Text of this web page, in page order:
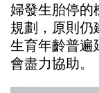
婦發生胎停的
規劃，原則仍
生育年齡普遍
會盡力協助。